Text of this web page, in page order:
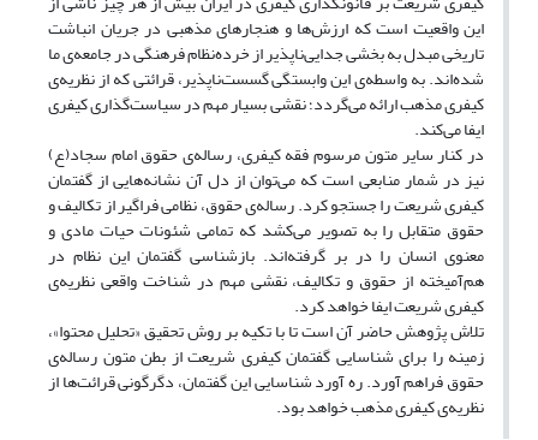
این واقعیت است که ارزش‌ها و هنجارهای مذهبی در جریان انباشت
تاریخی مبدل به بخشی جدایی‌ناپذیر از خرده‌نظام فرهنگی در جامعه‌ی ما
شده‌اند. به واسطه‌ی این وابستگی گسست‌ناپذیر، قرائتی که از نظریه‌ی
کیفری مذهب ارائه می‌گردد؛ نقشی بسیار مهم در سیاست‌گذاری کیفری
ایفا می‌کند.
در کنار سایر متون مرسوم فقه کیفری، رساله‌ی حقوق امام سجاد(ع)
نیز در شمار منابعی است که می‌توان از دل آن نشانه‌هایی از گفتمان
کیفری شریعت را جستجو کرد. رساله‌ی حقوق، نظامی فراگیر از تکالیف و
حقوق متقابل را به تصویر می‌کشد که تمامی شئونات حیات مادی و
معنوی انسان را در بر گرفته‌اند. بازشناسی گفتمان این نظام در
هم‌آمیخته از حقوق و تکالیف، نقشی مهم در شناخت واقعی نظریه‌ی
کیفری شریعت ایفا خواهد کرد.
تلاش پژوهش حاضر آن است تا با تکیه بر روش تحقیق «تحلیل محتوا»،
زمینه را برای شناسایی گفتمان کیفری شریعت از بطن متون رساله‌ی
حقوق فراهم آورد. ره آورد شناسایی این گفتمان، دگرگونی قرائت‌ها از
نظریه‌ی کیفری مذهب خواهد بود.